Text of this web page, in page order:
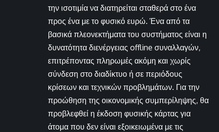
την ισοτιμία να διατηρείται σταθερά στο ένα
προς ένα με το φυσικό ευρώ. Ένα από τα
βασικά πλεονεκτήματα του συστήματος είναι η
δυνατότητα διενέργειας offline συναλλαγών,
επιτρέποντας πληρωμές ακόμη και χωρίς
σύνδεση στο διαδίκτυο ή σε περιόδους
κρίσεων και τεχνικών προβλημάτων. Για την
προώθηση της οικονομικής συμπερίληψης, θα
προβλεφθεί η έκδοση φυσικής κάρτας για
άτομα που δεν είναι εξοικειωμένα με τις